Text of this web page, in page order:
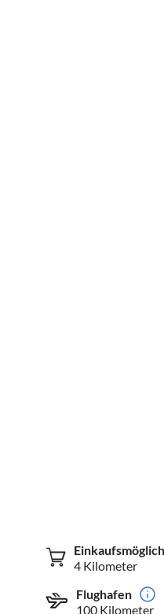
4 Kilometer
Flughafen
100 Kilometer